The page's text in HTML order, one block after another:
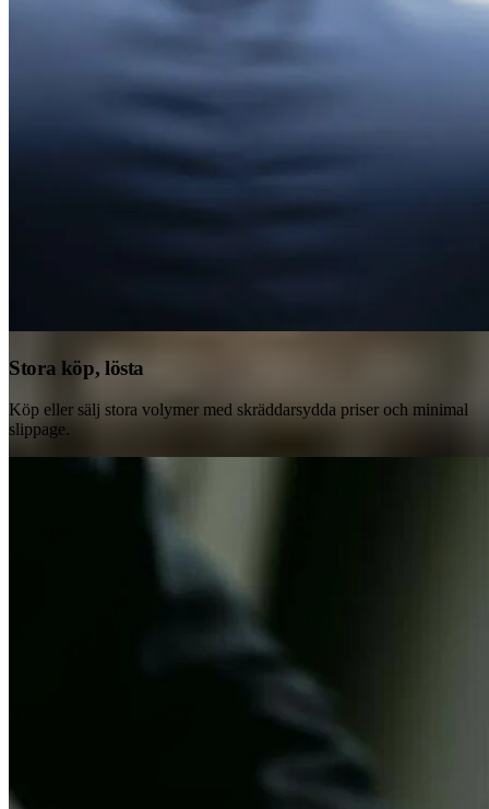
Stora köp, lösta
Köp eller sälj stora volymer med skräddarsydda priser och minimal
slippage.